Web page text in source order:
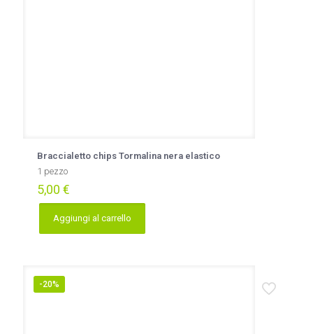
Braccialetto chips Tormalina nera elastico
1 pezzo
5,00 €
Aggiungi al carrello
-20%